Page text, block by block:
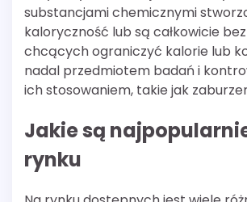
substancjami chemicznymi
kaloryczność lub są całkowicie
chcących ograniczyć kalorie lub
nadal przedmiotem badań i
ich stosowaniem, takie jak
Jakie są
rynku